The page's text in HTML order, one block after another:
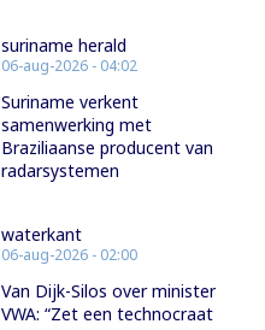
suriname herald
06-aug-2026 - 04:02
Suriname verkent
samenwerking met
Braziliaanse producent van
radarsystemen
waterkant
06-aug-2026 - 02:00
Van Dijk-Silos over minister
VWA: “Zet een technocraat